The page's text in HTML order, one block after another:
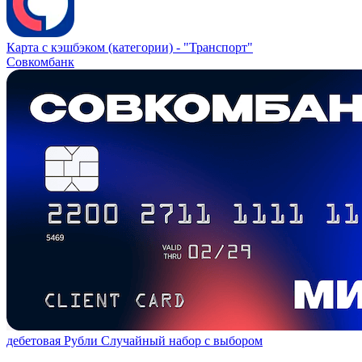
Карта с кэшбэком (категории) - "Транспорт"
Совкомбанк
дебетовая Рубли Случайный набор с выбором